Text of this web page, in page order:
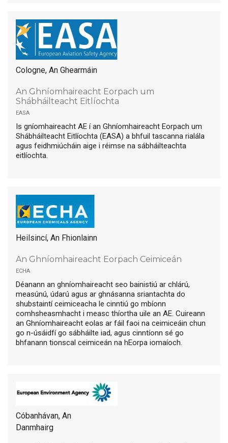
Cologne, An Ghearmáin
An Ghníomhaireacht Eorpach um
Shábháilteacht Eitlíochta
easa
Is gníomhaireacht AE í an Ghníomhaireacht Eorpach um
Shábháilteacht Eitlíochta (EASA) a bhfuil tascanna rialála
agus feidhmiúcháin aige i réimse na sábháilteachta
eitlíochta.
Heilsincí, An Fhionlainn
An Ghníomhaireacht Eorpach Ceimiceán
echa
Déanann an ghníomhaireacht seo bainistiú ar chlárú,
measúnú, údarú agus ar ghnásanna sriantachta do
shubstaintí ceimiceacha le cinntiú go mbíonn
comhsheasmhacht i measc thíortha uile an AE. Cuireann
an Ghníomhaireacht eolas ar fáil faoi na ceimiceáin chun
go n-úsáidfí go sábháilte iad, agus cinntíonn sé go
bhfanann tionscal ceimiceán na hEorpa iomaíoch.
Cóbanhávan, An
Danmhairg